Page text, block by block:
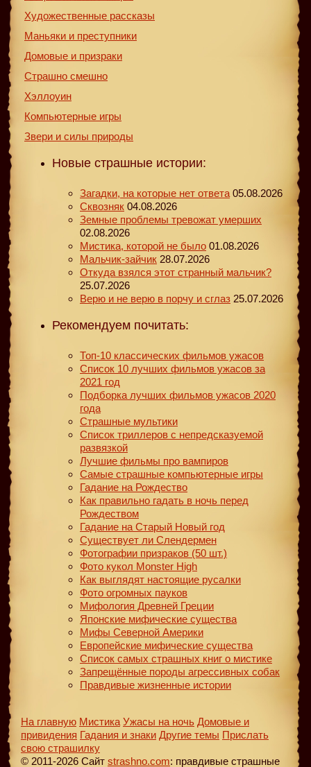
Художественные рассказы
Маньяки и преступники
Домовые и призраки
Страшно смешно
Хэллоуин
Компьютерные игры
Звери и силы природы
Новые страшные истории:
Загадки, на которые нет ответа 05.08.2026
Сквозняк 04.08.2026
Земные проблемы тревожат умерших
02.08.2026
Мистика, которой не было 01.08.2026
Мальчик-зайчик 28.07.2026
Откуда взялся этот странный мальчик?
25.07.2026
Верю и не верю в порчу и сглаз 25.07.2026
Рекомендуем почитать:
Топ-10 классических фильмов ужасов
Список 10 лучших фильмов ужасов за
2021 год
Подборка лучших фильмов ужасов 2020
года
Страшные мультики
Список триллеров с непредсказуемой
развязкой
Лучшие фильмы про вампиров
Самые страшные компьютерные игры
Гадание на Рождество
Как правильно гадать в ночь перед
Рождеством
Гадание на Старый Новый год
Существует ли Слендермен
Фотографии призраков (50 шт.)
Фото кукол Monster High
Как выглядят настоящие русалки
Фото огромных пауков
Мифология Древней Греции
Японские мифические существа
Мифы Северной Америки
Европейские мифические существа
Список самых страшных книг о мистике
Запрещённые породы агрессивных собак
Правдивые жизненные истории
На главную Мистика Ужасы на ночь Домовые и
привидения Гадания и знаки Другие темы Прислать
свою страшилку
© 2011-2026 Сайт strashno.com: правдивые страшные